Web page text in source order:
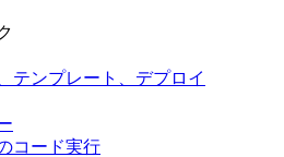
テンプレート、デプロイ
コード実行